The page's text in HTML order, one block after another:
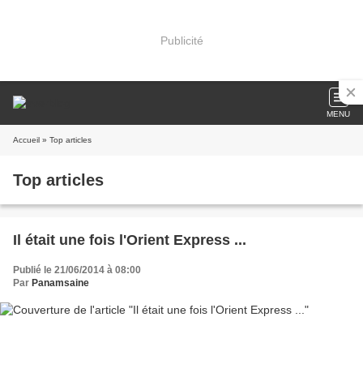
Publicité
MENU
Accueil » Top articles
Top articles
Il était une fois l'Orient Express ...
Publié le 21/06/2014 à 08:00
Par Panamsaine